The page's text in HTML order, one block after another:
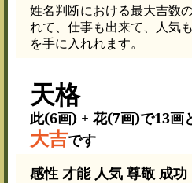
姓名判断における最大吉数
れて、仕事も出来て、人気
を手に入れれます。
天格
此(6画) + 花(7画)で13画
大吉です
感性 才能 人気 尊敬 成功